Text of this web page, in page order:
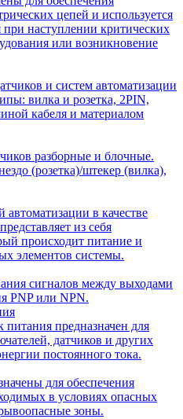
цепей и используется
наступлении критических
или возникновение
и систем автоматизации
вилка и розетка, 2PIN,
кабеля и материалом
разборные и блочные.
(розетка)/штекер (вилка),
в качестве
из себя
происходит питание и
элементов системы.
сигналов между выходами
PNP или NPN.
предназначен для
датчиков и других
постоянного тока.
для обеспечения
в условиях опасных
зоны.